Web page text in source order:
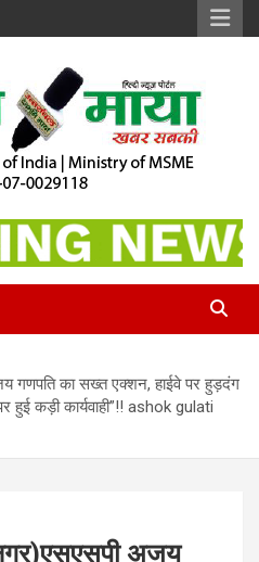
गणपति का सख्त एक्शन, हाईवे पर हुड़दंग
हुई कड़ी कार्यवाही”!! ashok gulati
अजय